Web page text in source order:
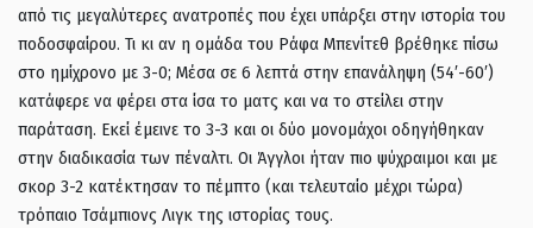
από τις μεγαλύτερες ανατροπές που έχει υπάρξει στην ιστορία του
ποδοσφαίρου. Τι κι αν η ομάδα του Ράφα Μπενίτεθ βρέθηκε πίσω
στο ημίχρονο με 3-0; Μέσα σε 6 λεπτά στην επανάληψη (54′-60′)
κατάφερε να φέρει στα ίσα το ματς και να το στείλει στην
παράταση. Εκεί έμεινε το 3-3 και οι δύο μονομάχοι οδηγήθηκαν
στην διαδικασία των πέναλτι. Οι Άγγλοι ήταν πιο ψύχραιμοι και με
σκορ 3-2 κατέκτησαν το πέμπτο (και τελευταίο μέχρι τώρα)
τρόπαιο Τσάμπιονς Λιγκ της ιστορίας τους.